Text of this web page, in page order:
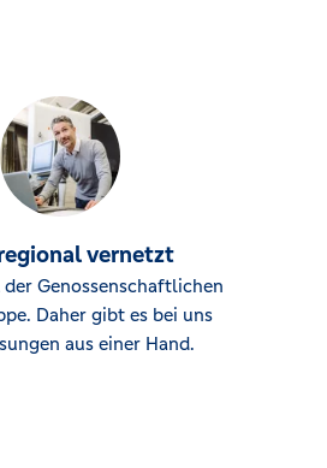
vernetzt
Genossenschaftlichen
Daher gibt es bei uns
aus einer Hand.